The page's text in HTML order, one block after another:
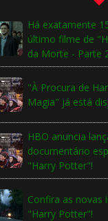
Há exatamente
último filme de
da Morte - Parte
"À Procura de
Magia" já está
HBO anuncia
documentário
"Harry Potter"!
Confira as novas
"Harry Potter"!